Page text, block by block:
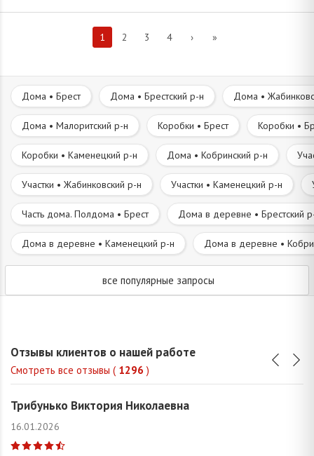
1 2 3 4 › »
Дома • Брест Дома • Брестский р-н Дома •
Дома • Малоритский р-н Коробки • Брест Коробки •
Коробки • Каменецкий р-н Дома • Кобринский р-н
Участки • Жабинковский р-н Участки • Каменецкий р-н
Часть дома. Полдома • Брест Дома в деревне • Брестский
Дома в деревне • Каменецкий р-н Дома в деревне •
все популярные запросы
Отзывы клиентов о нашей работе
Смотреть все отзывы ( 1296 )
Трибунько Виктория Николаевна
16.01.2026